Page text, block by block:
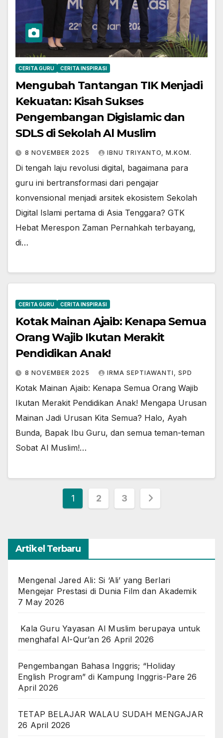
CERITA GURU CERITA INSPIRASI
Mengubah Tantangan TIK Menjadi
Kekuatan: Kisah Sukses
Pengembangan Digislamic dan
SDLS di Sekolah Al Muslim
8 NOVEMBER 2025 IBNU TRIYANTO, M.KOM.
Di tengah laju revolusi digital, bagaimana para
guru ini bertransformasi dari pengajar
konvensional menjadi arsitek ekosistem Sekolah
Digital Islami pertama di Asia Tenggara? GTK
Hebat Merespon Zaman Pernahkah terbayang,
di…
CERITA GURU CERITA INSPIRASI
Kotak Mainan Ajaib: Kenapa Semua
Orang Wajib Ikutan Merakit
Pendidikan Anak!
8 NOVEMBER 2025 IRMA SEPTIAWANTI, SPD
Kotak Mainan Ajaib: Kenapa Semua Orang Wajib
Ikutan Merakit Pendidikan Anak! Mengapa Urusan
Mainan Jadi Urusan Kita Semua? Halo, Ayah
Bunda, Bapak Ibu Guru, dan semua teman-teman
Sobat Al Muslim!…
Posts
1 2 3
Artikel Terbaru
Mengenal Jared Ali: Si ‘Ali’ yang Berlari
Mengejar Prestasi di Dunia Film dan Akademik
7 May 2026
Kala Guru Yayasan Al Muslim berupaya untuk
menghafal Al-Qur’an 26 April 2026
Pengembangan Bahasa Inggris; “Holiday
English Program” di Kampung Inggris-Pare 26
April 2026
TETAP BELAJAR WALAU SUDAH MENGAJAR
26 April 2026